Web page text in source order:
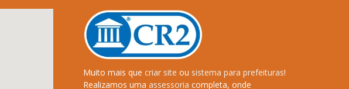
Muito mais que criar site ou sistema para prefeituras!
Realizamos uma assessoria completa, onde